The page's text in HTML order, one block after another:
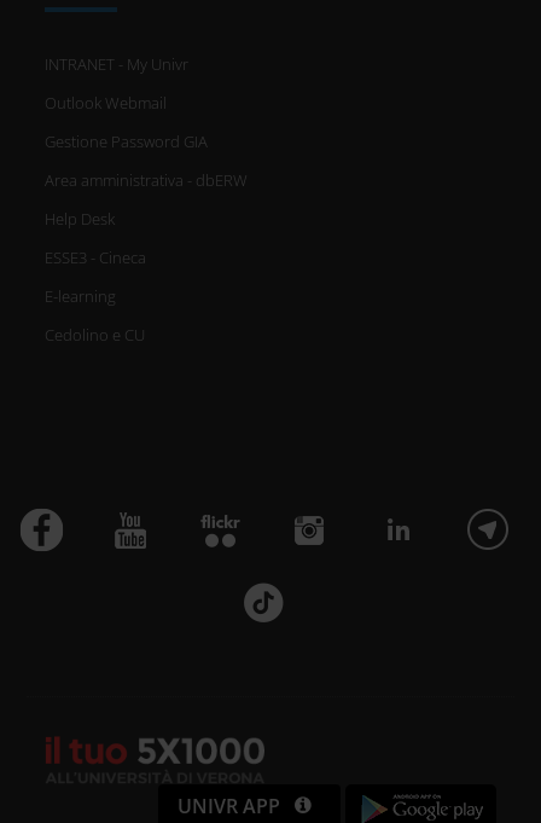
INTRANET - My Univr
Outlook Webmail
Gestione Password GIA
Area amministrativa - dbERW
Help Desk
ESSE3 - Cineca
E-learning
Cedolino e CU
UNIVR APP